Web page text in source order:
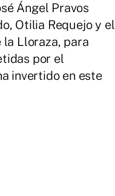
Ángel Pravos
Otilia Requejo y el
la Lloraza, para
por el
invertido en este